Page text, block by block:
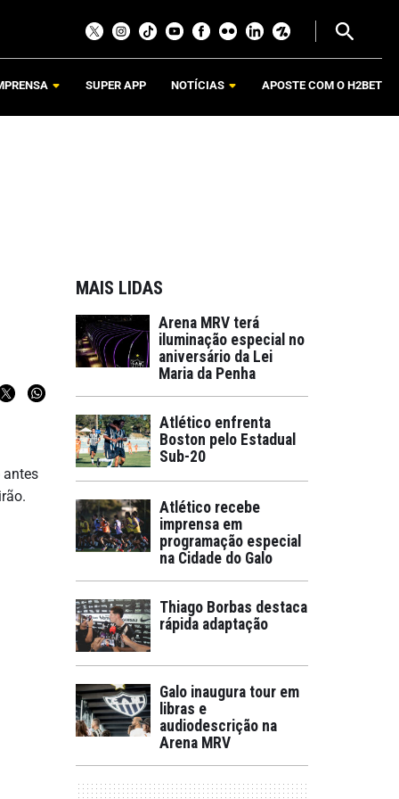
SUPER APP NOTÍCIAS APOSTE COM O H2BET
antes
MAIS LIDAS
Arena MRV terá
iluminação especial no
aniversário da Lei
Maria da Penha
Atlético enfrenta
Boston pelo Estadual
Sub-20
Atlético recebe
imprensa em
programação especial
na Cidade do Galo
Thiago Borbas destaca
rápida adaptação
Galo inaugura tour em
libras e
audiodescrição na
Arena MRV